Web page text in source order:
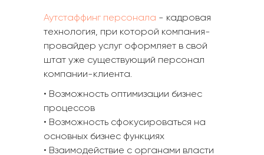
Аутстаффинг персонала - кадровая
технология, при которой компания-
провайдер услуг оформляет в свой
штат уже существующий персонал
компании-клиента.
• Возможность оптимизации бизнес
процессов
• Возможность сфокусироваться на
основных бизнес функциях
• Взаимодействие с органами власти